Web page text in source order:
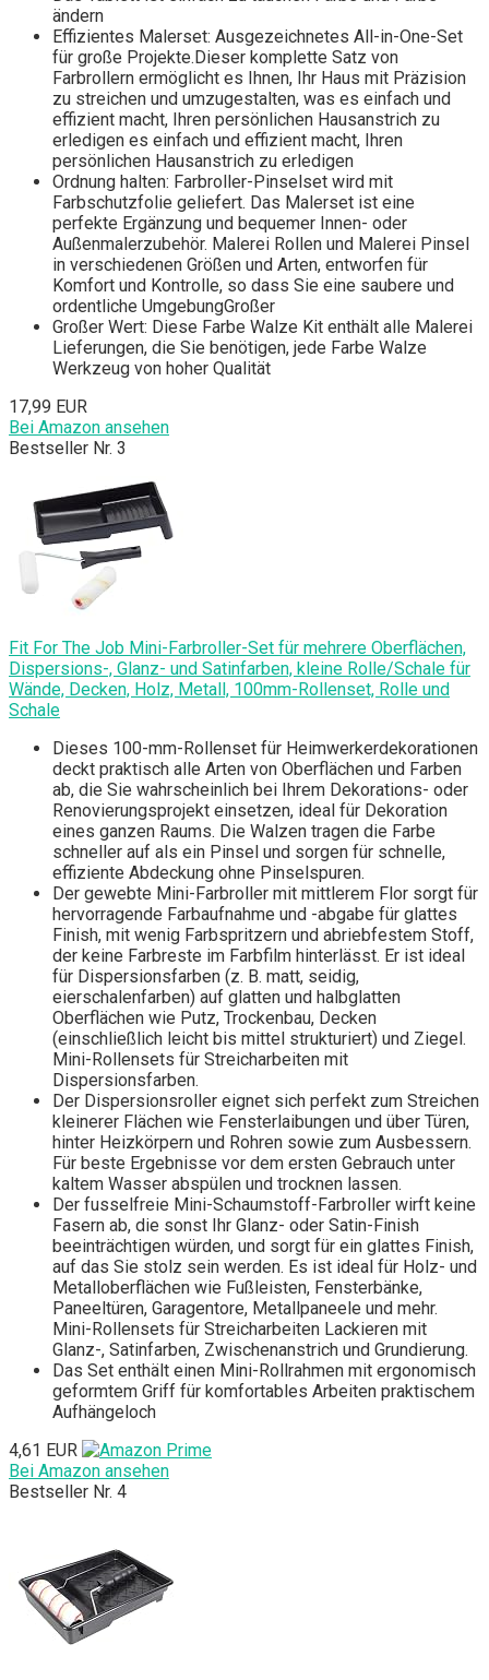
ändern
Effizientes Malerset: Ausgezeichnetes All-in-One-Set
für große Projekte.Dieser komplette Satz von
Farbrollern ermöglicht es Ihnen, Ihr Haus mit Präzision
zu streichen und umzugestalten, was es einfach und
effizient macht, Ihren persönlichen Hausanstrich zu
erledigen es einfach und effizient macht, Ihren
persönlichen Hausanstrich zu erledigen
Ordnung halten: Farbroller-Pinselset wird mit
Farbschutzfolie geliefert. Das Malerset ist eine
perfekte Ergänzung und bequemer Innen- oder
Außenmalerzubehör. Malerei Rollen und Malerei Pinsel
in verschiedenen Größen und Arten, entworfen für
Komfort und Kontrolle, so dass Sie eine saubere und
ordentliche UmgebungGroßer
Großer Wert: Diese Farbe Walze Kit enthält alle Malerei
Lieferungen, die Sie benötigen, jede Farbe Walze
Werkzeug von hoher Qualität
17,99 EUR
Bei Amazon ansehen
Bestseller Nr. 3
Fit For The Job Mini-Farbroller-Set für mehrere Oberflächen,
Dispersions-, Glanz- und Satinfarben, kleine Rolle/Schale für
Wände, Decken, Holz, Metall, 100mm-Rollenset, Rolle und
Schale
Dieses 100-mm-Rollenset für Heimwerkerdekorationen
deckt praktisch alle Arten von Oberflächen und Farben
ab, die Sie wahrscheinlich bei Ihrem Dekorations- oder
Renovierungsprojekt einsetzen, ideal für Dekoration
eines ganzen Raums. Die Walzen tragen die Farbe
schneller auf als ein Pinsel und sorgen für schnelle,
effiziente Abdeckung ohne Pinselspuren.
Der gewebte Mini-Farbroller mit mittlerem Flor sorgt für
hervorragende Farbaufnahme und -abgabe für glattes
Finish, mit wenig Farbspritzern und abriebfestem Stoff,
der keine Farbreste im Farbfilm hinterlässt. Er ist ideal
für Dispersionsfarben (z. B. matt, seidig,
eierschalenfarben) auf glatten und halbglatten
Oberflächen wie Putz, Trockenbau, Decken
(einschließlich leicht bis mittel strukturiert) und Ziegel.
Mini-Rollensets für Streicharbeiten mit
Dispersionsfarben.
Der Dispersionsroller eignet sich perfekt zum Streichen
kleinerer Flächen wie Fensterlaibungen und über Türen,
hinter Heizkörpern und Rohren sowie zum Ausbessern.
Für beste Ergebnisse vor dem ersten Gebrauch unter
kaltem Wasser abspülen und trocknen lassen.
Der fusselfreie Mini-Schaumstoff-Farbroller wirft keine
Fasern ab, die sonst Ihr Glanz- oder Satin-Finish
beeinträchtigen würden, und sorgt für ein glattes Finish,
auf das Sie stolz sein werden. Es ist ideal für Holz- und
Metalloberflächen wie Fußleisten, Fensterbänke,
Paneeltüren, Garagentore, Metallpaneele und mehr.
Mini-Rollensets für Streicharbeiten Lackieren mit
Glanz-, Satinfarben, Zwischenanstrich und Grundierung.
Das Set enthält einen Mini-Rollrahmen mit ergonomisch
geformtem Griff für komfortables Arbeiten praktischem
Aufhängeloch
4,61 EUR
Bei Amazon ansehen
Bestseller Nr. 4